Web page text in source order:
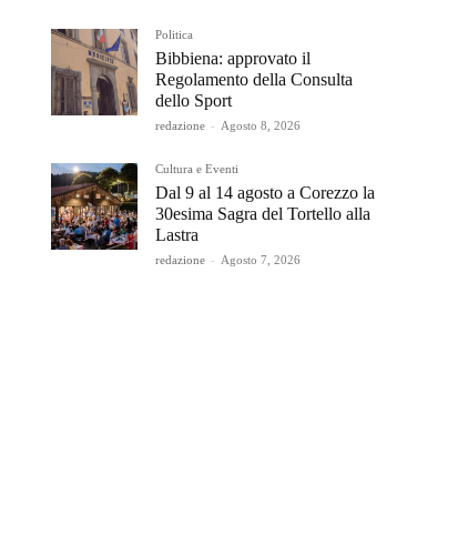
Politica
Bibbiena: approvato il
Regolamento della Consulta
dello Sport
redazione - Agosto 8, 2026
Cultura e Eventi
Dal 9 al 14 agosto a Corezzo la
30esima Sagra del Tortello alla
Lastra
redazione - Agosto 7, 2026